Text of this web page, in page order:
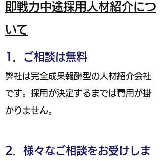
即戦力中途採用人材紹介につ
いて
1．ご相談は無料
弊社は完全成果報酬型の人材紹介会社
です。採用が決定するまでは費用が掛
かりません。
2．様々なご相談をお受けしま